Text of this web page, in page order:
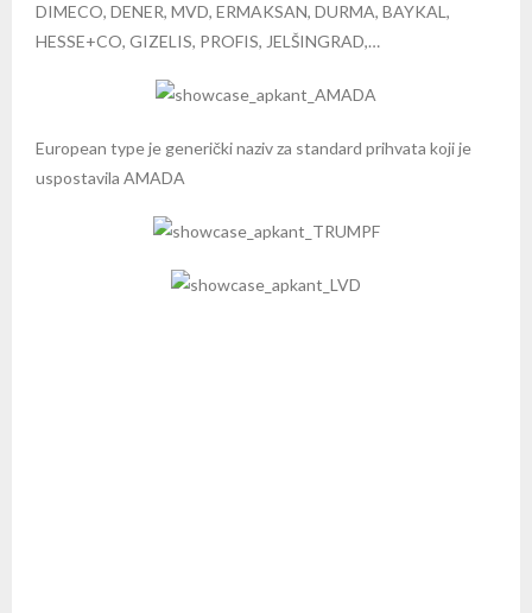
DIMECO, DENER, MVD, ERMAKSAN, DURMA, BAYKAL,
HESSE+CO, GIZELIS, PROFIS, JELŠINGRAD,…
European type je generički naziv za standard prihvata koji je
uspostavila AMADA